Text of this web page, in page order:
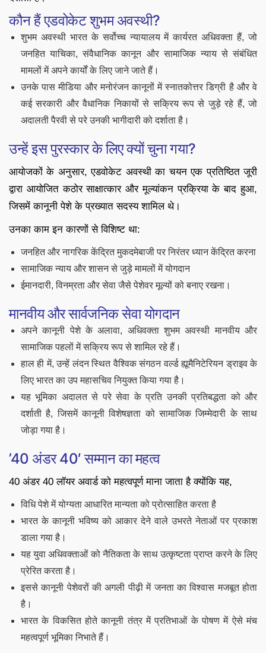
कौन हैं एडवोकेट शुभम अवस्थी?
शुभम अवस्थी भारत के सर्वोच्च न्यायालय में कार्यरत अधिवक्ता हैं, जो
जनहित याचिका, संवैधानिक कानून और सामाजिक न्याय से संबंधित
मामलों में अपने कार्यों के लिए जाने जाते हैं।
उनके पास मीडिया और मनोरंजन कानूनों में स्नातकोत्तर डिग्री है और वे
कई सरकारी और वैधानिक निकायों से सक्रिय रूप से जुड़े रहे हैं, जो
अदालती पैरवी से परे उनकी भागीदारी को दर्शाता है।
उन्हें इस पुरस्कार के लिए क्यों चुना गया?
आयोजकों के अनुसार, एडवोकेट अवस्थी का चयन एक प्रतिष्ठित जूरी
द्वारा आयोजित कठोर साक्षात्कार और मूल्यांकन प्रक्रिया के बाद हुआ,
जिसमें कानूनी पेशे के प्रख्यात सदस्य शामिल थे।
उनका काम इन कारणों से विशिष्ट था:
जनहित और नागरिक केंद्रित मुकदमेबाजी पर निरंतर ध्यान केंद्रित करना
सामाजिक न्याय और शासन से जुड़े मामलों में योगदान
ईमानदारी, विनम्रता और सेवा जैसे पेशेवर मूल्यों को बनाए रखना।
मानवीय और सार्वजनिक सेवा योगदान
अपने कानूनी पेशे के अलावा, अधिवक्ता शुभम अवस्थी मानवीय और
सामाजिक पहलों में सक्रिय रूप से शामिल रहे हैं।
हाल ही में, उन्हें लंदन स्थित वैश्विक संगठन वर्ल्ड ह्यूमैनिटेरियन ड्राइव के
लिए भारत का उप महासचिव नियुक्त किया गया है।
यह भूमिका अदालत से परे सेवा के प्रति उनकी प्रतिबद्धता को और
दर्शाती है, जिसमें कानूनी विशेषज्ञता को सामाजिक जिम्मेदारी के साथ
जोड़ा गया है।
’40 अंडर 40′ सम्मान का महत्व
40 अंडर 40 लॉयर अवार्ड को महत्वपूर्ण माना जाता है क्योंकि यह,
विधि पेशे में योग्यता आधारित मान्यता को प्रोत्साहित करता है
भारत के कानूनी भविष्य को आकार देने वाले उभरते नेताओं पर प्रकाश
डाला गया है।
यह युवा अधिवक्ताओं को नैतिकता के साथ उत्कृष्टता प्राप्त करने के लिए
प्रेरित करता है।
इससे कानूनी पेशेवरों की अगली पीढ़ी में जनता का विश्वास मजबूत होता
है।
भारत के विकसित होते कानूनी तंत्र में प्रतिभाओं के पोषण में ऐसे मंच
महत्वपूर्ण भूमिका निभाते हैं।